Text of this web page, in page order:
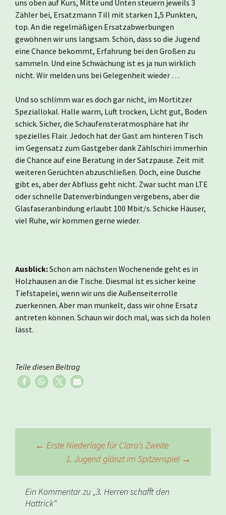
uns oben auf Kurs, Mitte und Unten steuern jeweils 3
Zähler bei, Ersatzmann Till mit starken 1,5 Punkten,
top. An die regelmäßigen Ersatzabwerbungen
gewöhnen wir uns langsam. Schön, dass so die Jugend
eine Chance bekommt, Erfahrung bei den Großen zu
sammeln. Und eine Schwächung ist es ja nun wirklich
nicht. Wir melden uns bei Gelegenheit wieder …
Und so schlimm war es doch gar nicht, im Mörtitzer
Speziallokal. Halle warm, Luft trocken, Licht gut, Boden
schick. Sicher, die Schaufensteratmosphäre hat ihr
spezielles Flair. Jedoch hat der Gast am hinteren Tisch
im Gegensatz zum Gastgeber dank Zählschiri immerhin
die Chance auf eine Beratung in der Satzpause. Zeit mit
weiteren Gerüchten abzuschließen. Doch, eine Dusche
gibt es, aber der Abfluss geht nicht. Zwar sucht man LTE
oder schnelle Datenverbindungen vergebens, aber die
Glasfaseranbindung erlaubt 100 Mbit/s. Schicke Häuser,
viel Ruhe, wir kommen gerne wieder.
Ausblick:Schon am nächsten Wochenende geht es in
Holzhausen an die Tische. Diesmal ist es sicher keine
Tiefstapelei, wenn wir uns die Außenseiterrolle
zuerkennen. Aber man munkelt, dass wir ohne Ersatz
antreten können. Schaun wir doch mal, was sich da holen
lässt.
Teile diesen Beitrag
Beitragsnavigation
← Erste Niederlage für Clara’s Zweite
1. Jugend glänzt im Spitzenspiel →
Ein Kommentar zu „3. Herren schafft den
Hattrick“